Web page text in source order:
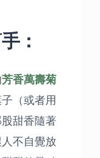
：
芳香萬壽菊
（或者用
甜香隨著
不自覺放